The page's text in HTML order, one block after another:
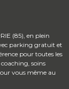
(85), en plein
parking gratuit et
pour toutes les
soins
vous même au